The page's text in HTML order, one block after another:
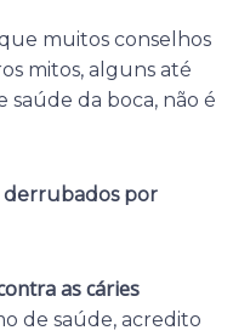
muitos conselhos
mitos, alguns até
saúde da boca, não é
derrubados por
as cáries
de saúde, acredito